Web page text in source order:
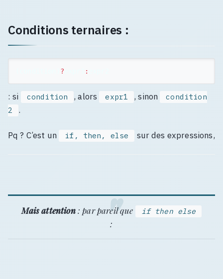
Conditions ternaires :
? :
: si condition , alors expr1 , sinon
condition
2
.
Pq ? C’est un if, then, else sur des expressions,
Mais attention: par pareil que if then else
: